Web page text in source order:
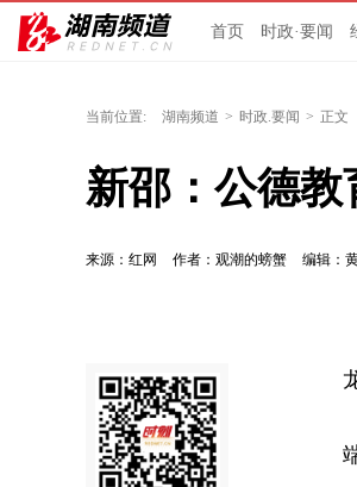
首页 时政·要闻
当前位置: 湖南频道 > 时政.要闻 > 正文
新邵：公德教
来源：红网 作者：观潮的螃蟹 编辑：
端